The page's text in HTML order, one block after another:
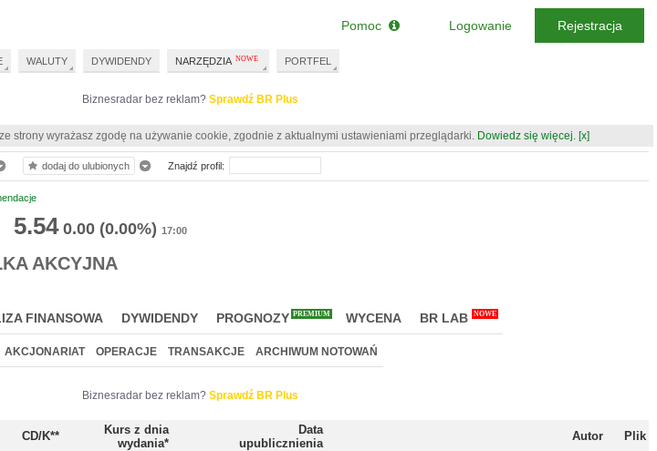
Biznesradar bez reklam? Sprawdź BR Plus
strony wyrażasz zgodę na używanie cookie, zgodnie z aktualnymi ustawieniami przeglądarki. Dowiedz się więcej. [x]
5.54 0.00 (0.00%) 17:00
AKCYJNA
FINANSOWA DYWIDENDY PROGNOZY PREMIUM WYCENA BR LAB NOWE
AKCJONARIAT OPERACJE TRANSAKCJE ARCHIWUM NOTOWAŃ
Biznesradar bez reklam? Sprawdź BR Plus
CD/K**
Kurs z dnia
wydania*
Data
upublicznienia
Autor Plik
dodaj do ulubionych Znajdź profil:
WALUTY DYWIDENDY NARZĘDZIA PORTFEL
Pomoc Logowanie Rejestracja